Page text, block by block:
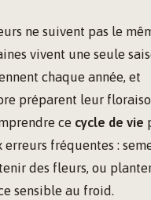
ne suivent pas le
vivent une seule
chaque année, et
préparent leur
ce cycle de vie
erreurs fréquentes :
des fleurs, ou
sensible au froid.